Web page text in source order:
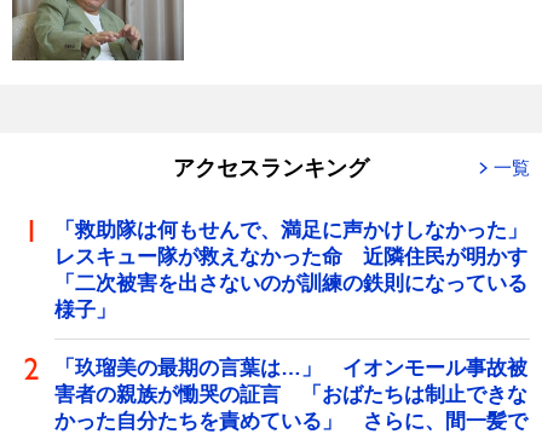
アクセスランキング 一覧
「救助隊は何もせんで、満足に声かけしなかった」
レスキュー隊が救えなかった命 近隣住民が明かす
「二次被害を出さないのが訓練の鉄則になっている
様子」
「玖瑠美の最期の言葉は…」 イオンモール事故被
害者の親族が慟哭の証言 「おばたちは制止できな
かった自分たちを責めている」 さらに、間一髪で